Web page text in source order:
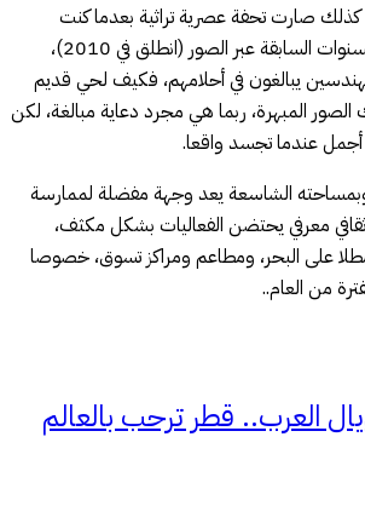
صارت تحفة عصرية تراثية بعدما كنت
أشاهد المشروع طيلة السنوات السابقة عبر الصور (انطلق في 2010)،
يبالغون في أحلامهم، فكيف لحي قديم
المبهرة، ربما هي مجرد دعاية مبالغة، لكن
عندما تجسد واقعا.
وبمساحته الشاسعة يعد وجهة مفضلة لممارسة
معرفي يحتضن الفعاليات بشكل مكثف،
على البحر، ومطاعم ومراكز تسوق، خصوصا
من العام..
العرب.. قطر ترحب بالعالم